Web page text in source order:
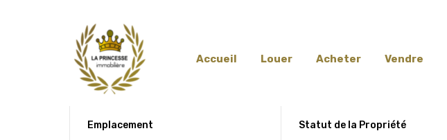
Accueil Louer Acheter Vendre
Emplacement Statut de la Propriété